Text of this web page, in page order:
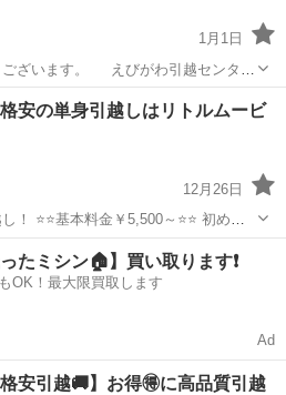
1月1日
ございます。 えびがわ引越センター
j5PTyd...
取り外し
格安の単身引越しはリトルムービ
12月26日
基本料金￥5,500～⭐️⭐️ 初めて
う お見積もりからお引越し完了まで
チ
引っ越し 無料
たミシン🏠】買い取ります❗️
OK！最大限買取します
Ad
格安引越🚚】お得🉐に高品質引越